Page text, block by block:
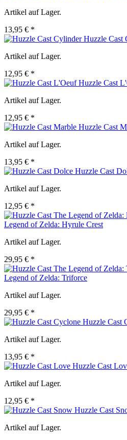
Artikel auf Lager.
13,95 € *
Huzzle Cast
Artikel auf Lager.
12,95 € *
Huzzle Cast
Artikel auf Lager.
12,95 € *
Huzzle Cast
Artikel auf Lager.
13,95 € *
Huzzle Cast
Artikel auf Lager.
12,95 € *
Legend of Zelda: Hyrule Crest
Artikel auf Lager.
29,95 € *
Legend of Zelda: Triforce
Artikel auf Lager.
29,95 € *
Huzzle Cast
Artikel auf Lager.
13,95 € *
Huzzle Cast
Artikel auf Lager.
12,95 € *
Huzzle Cast
Artikel auf Lager.